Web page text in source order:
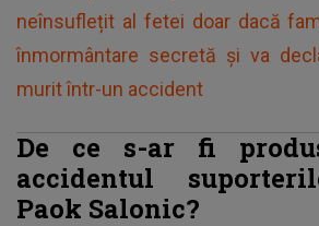
neînsuflețit al fetei doar dacă
înmormântare secretă și va
murit într-un accident
De ce s-ar fi
accidentul
Paok Salonic?